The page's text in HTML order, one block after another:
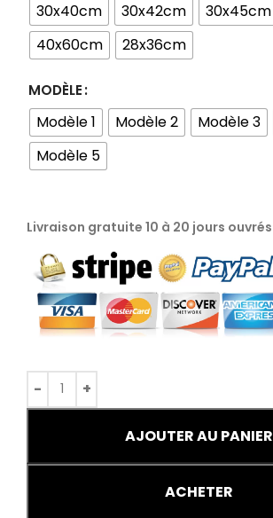
30x40cm
30x42cm 30x45cm
40x60cm
28x36cm
MODÈLE
Modèle 1 Modèle 2 Modèle 3
Modèle 5
AJOUTER AU PANIER
ACHETER
Livraison gratuite 10 à 20 jours ouvrés